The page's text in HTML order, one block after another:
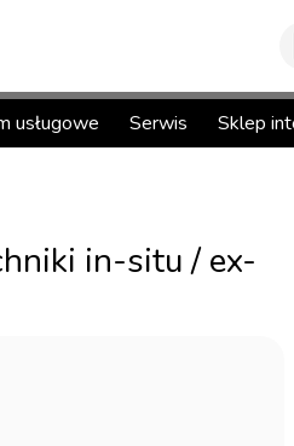
usługowe Serwis Sklep
in-situ / ex-